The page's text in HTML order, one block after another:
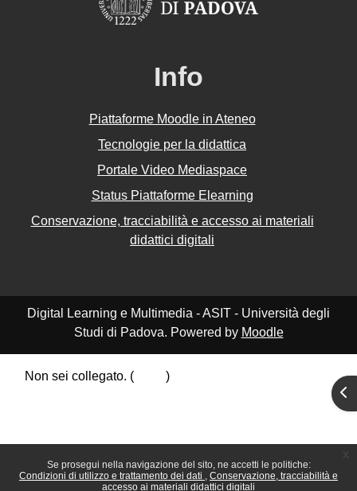
Se prosegui nella navigazione del sito, ne accetti le politiche:
Condizioni di utilizzo e trattamento dei dati
Conservazione, tracciabilità e
accesso ai materiali didattici digitali
Info
Piattaforme Moodle in Ateneo
Tecnologie per la didattica
Portale Video Mediaspace
Status Piattaforme Elearning
Conservazione, tracciabilità e accesso ai materiali
didattici digitali
Digital Learning e Multimedia - ASIT - Università degli
Studi di Padova. Powered by Moodle
Non sei collegato. (
)